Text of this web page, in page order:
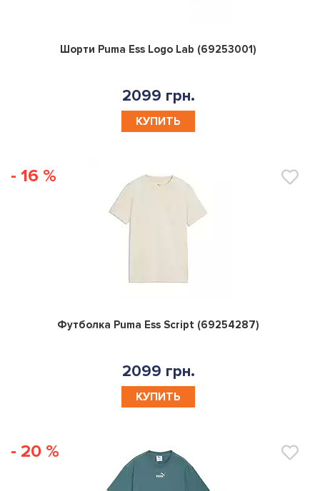
0
Шорти Puma Ess Logo Lab (69253001)
2099 грн.
КУПИТЬ
- 16 %
0
Футболка Puma Ess Script (69254287)
2099 грн.
КУПИТЬ
- 20 %